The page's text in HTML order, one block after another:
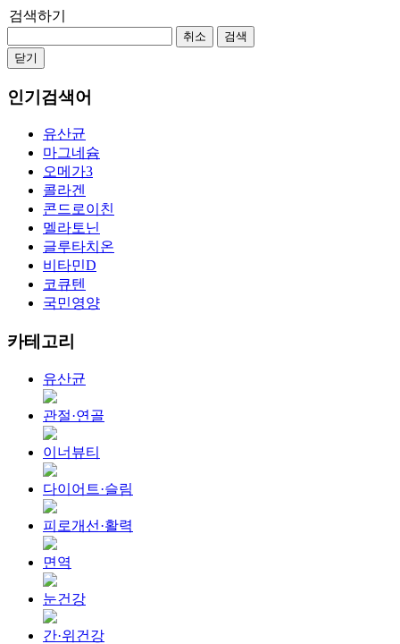
검색하기
취소
검색
닫기
인기검색어
유산균
마그네슘
오메가3
콜라겐
콘드로이친
멜라토닌
글루타치온
비타민D
코큐텐
국민영양
카테고리
유산균
관절·연골
이너뷰티
다이어트·슬림
피로개선·활력
면역
눈건강
간·위건강